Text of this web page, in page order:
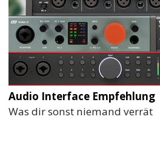
Audio Interface Empfehlung
Was dir sonst niemand verrät